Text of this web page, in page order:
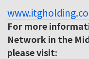
For more
Network in the
please visit: